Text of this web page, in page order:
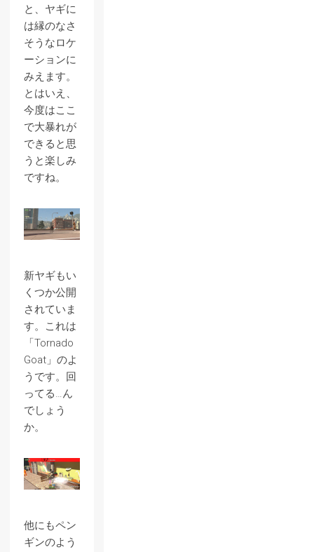
と、ヤギに
は縁のなさ
そうなロケ
ーションに
みえます。
とはいえ、
今度はここ
で大暴れが
できると思
うと楽しみ
ですね。
新ヤギもい
くつか公開
されていま
す。これは
「Tornado
Goat」のよ
うです。回
ってる…ん
でしょう
か。
他にもペン
ギンのよう